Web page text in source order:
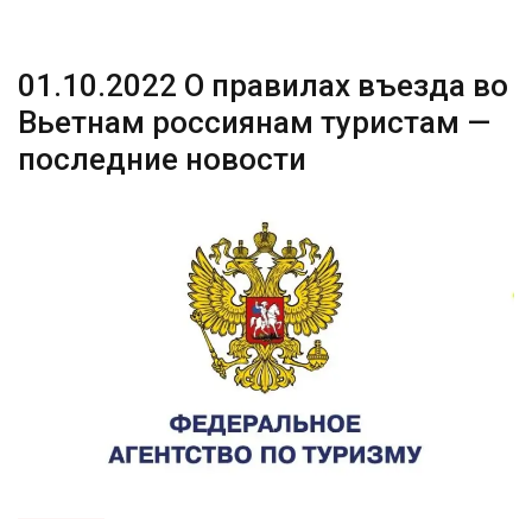
01.10.2022 О правилах въезда во
Вьетнам россиянам туристам —
последние новости